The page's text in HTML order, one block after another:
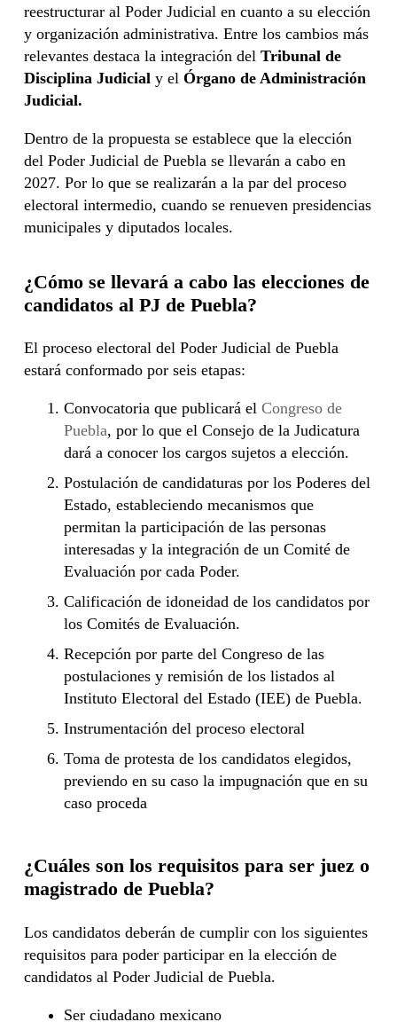
reestructurar al Poder Judicial en cuanto a su elección
y organización administrativa. Entre los cambios más
relevantes destaca la integración del Tribunal de
Disciplina Judicial y el Órgano de Administración
Judicial.
Dentro de la propuesta se establece que la elección
del Poder Judicial de Puebla se llevarán a cabo en
2027. Por lo que se realizarán a la par del proceso
electoral intermedio, cuando se renueven presidencias
municipales y diputados locales.
¿Cómo se llevará a cabo las elecciones de
candidatos al PJ de Puebla?
El proceso electoral del Poder Judicial de Puebla
estará conformado por seis etapas:
Convocatoria que publicará el Congreso de
Puebla, por lo que el Consejo de la Judicatura
dará a conocer los cargos sujetos a elección.
Postulación de candidaturas por los Poderes del
Estado, estableciendo mecanismos que
permitan la participación de las personas
interesadas y la integración de un Comité de
Evaluación por cada Poder.
Calificación de idoneidad de los candidatos por
los Comités de Evaluación.
Recepción por parte del Congreso de las
postulaciones y remisión de los listados al
Instituto Electoral del Estado (IEE) de Puebla.
Instrumentación del proceso electoral
Toma de protesta de los candidatos elegidos,
previendo en su caso la impugnación que en su
caso proceda
¿Cuáles son los requisitos para ser juez o
magistrado de Puebla?
Los candidatos deberán de cumplir con los siguientes
requisitos para poder participar en la elección de
candidatos al Poder Judicial de Puebla.
Ser ciudadano mexicano